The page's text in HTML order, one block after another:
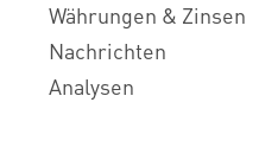
Währungen & Zinsen
Nachrichten
Analysen